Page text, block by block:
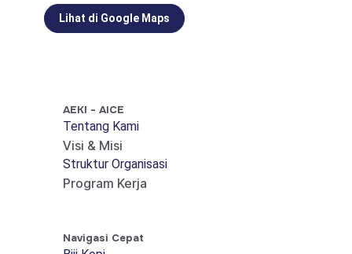
Lihat di Google Maps
AEKI - AICE
Tentang Kami
Visi & Misi
Struktur Organisasi
Program Kerja
Navigasi Cepat